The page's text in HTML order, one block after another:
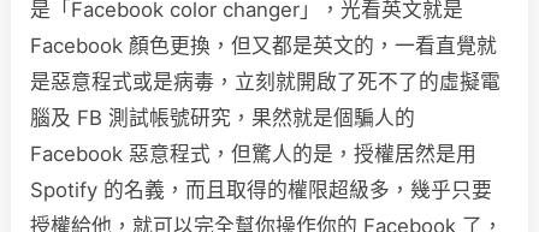
是「Facebook color changer」，光看英文就是
Facebook 顏色更換，但又都是英文的，一看直覺就
是惡意程式或是病毒，立刻就開啟了死不了的虛擬電
腦及 FB 測試帳號研究，果然就是個騙人的
Facebook 惡意程式，但驚人的是，授權居然是用
Spotify 的名義，而且取得的權限超級多，幾乎只要
授權給他，就可以完全幫你操作你的 Facebook 了，